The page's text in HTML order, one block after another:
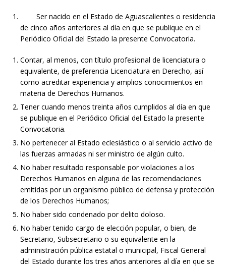
Ser nacido en el Estado de Aguascalientes o residencia
de cinco años anteriores al día en que se publique en el
Periódico Oficial del Estado la presente Convocatoria.
Contar, al menos, con título profesional de licenciatura o
equivalente, de preferencia Licenciatura en Derecho, así
como acreditar experiencia y amplios conocimientos en
materia de Derechos Humanos.
Tener cuando menos treinta años cumplidos al día en que
se publique en el Periódico Oficial del Estado la presente
Convocatoria.
No pertenecer al Estado eclesiástico o al servicio activo de
las fuerzas armadas ni ser ministro de algún culto.
No haber resultado responsable por violaciones a los
Derechos Humanos en alguna de las recomendaciones
emitidas por un organismo público de defensa y protección
de los Derechos Humanos;
No haber sido condenado por delito doloso.
No haber tenido cargo de elección popular, o bien, de
Secretario, Subsecretario o su equivalente en la
administración pública estatal o municipal, Fiscal General
del Estado durante los tres años anteriores al día en que se